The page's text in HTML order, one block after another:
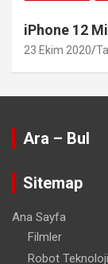
iPhone 12
23 Ekim 2020
Ara – Bul
Sitemap
Ana Sayfa
Filmler
Robot